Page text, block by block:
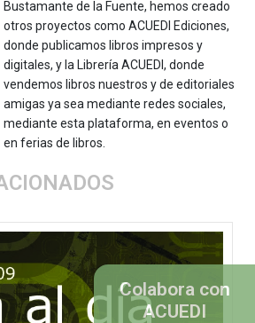
Bustamante de la Fuente, hemos creado
otros proyectos como ACUEDI Ediciones,
donde publicamos libros impresos y
digitales, y la Librería ACUEDI, donde
vendemos libros nuestros y de editoriales
amigas ya sea mediante redes sociales,
mediante esta plataforma, en eventos o
en ferias de libros.
Colabora con
ACUEDI